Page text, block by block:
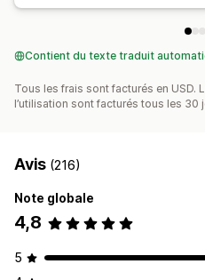
Contient du texte traduit
Tous les frais sont facturés en USD.
l’utilisation sont facturés tous les 30
Avis (216)
Note globale
4,8
5